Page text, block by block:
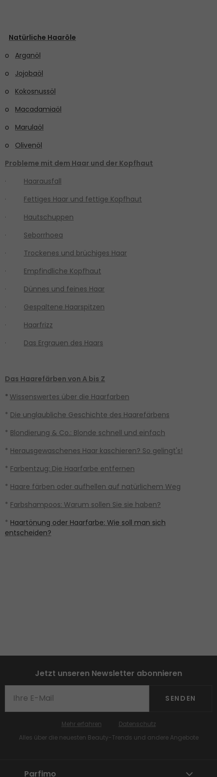
Natürliche Haaröle
o Arganöl
o Jojobaöl
o Kokosnussöl
o Macadamiaöl
o Marulaöl
o Olivenöl
Probleme mit dem Haar und der Kopfhaut
· Haarausfall
· Fettiges Haar und fettige Kopfhaut
· Hautschuppen
· Seborrhoea
· Trockenes und brüchiges Haar
· Empfindliche Kopfhaut
· Dünnes und feines Haar
· Gespaltene Haarspitzen
· Haarfrizz
· Das Ergrauen des Haars
Das Haarefärben von A bis Z
* Wissenswertes über die Haarfarben
* Die unglaubliche Geschichte des Haarefärbens
* Blondierung & Co.: Blonde schnell und einfach
* Herausgewaschenes Haar kaschieren? So gelingt's!
* Farbentzug: Die Haarfarbe entfernen
* Haare färben oder aufhellen auf natürlichem Weg
* Farbshampoos: Warum sollen Sie sie haben?
* Haartönung oder Haarfarbe: Wie soll man sich
entscheiden?
Jetzt unseren Newsletter abonnieren
SENDEN
Alles über die neuesten Beauty-Trends und andere Angebote
Mehr erfahren Datenschutz
Parfimo